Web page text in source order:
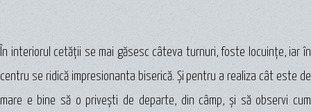
În interiorul cetăţii se mai găsesc câteva turnuri, foste locuinţe, iar în
centru se ridică impresionanta biserică. Şi pentru a realiza cât este de
mare e bine să o priveşti de departe, din câmp, şi să observi cum